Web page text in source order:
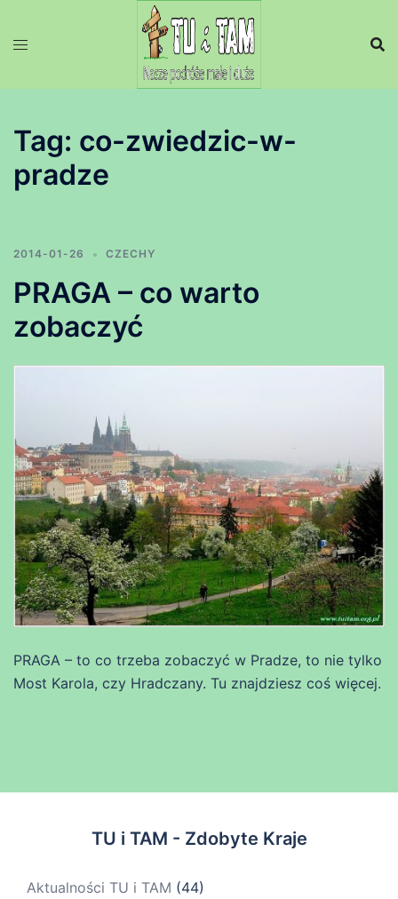
Tag: co-zwiedzic-w-
pradze
2014-01-26 CZECHY
PRAGA – co warto
zobaczyć
PRAGA – to co trzeba zobaczyć w Pradze, to nie tylko
Most Karola, czy Hradczany. Tu znajdziesz coś więcej.
TU i TAM - Zdobyte Kraje
Aktualności TU i TAM (44)